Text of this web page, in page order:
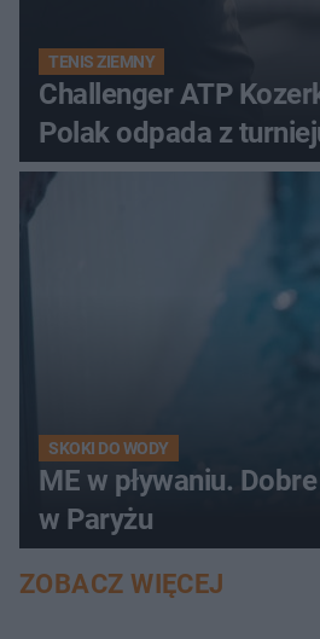
TENIS ZIEMNY
Challenger ATP
Polak odpada z
SKOKI DO WODY
ME w pływaniu.
w Paryżu
ZOBACZ WIĘCEJ